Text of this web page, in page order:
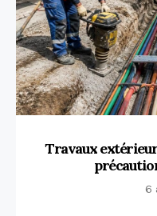
Travaux
6